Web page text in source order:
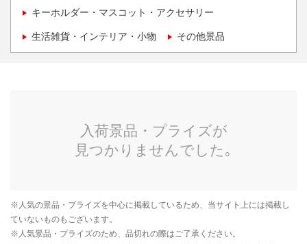
キーホルダー・マスコット・アクセサリー
生活雑貨・インテリア・小物 その他景品